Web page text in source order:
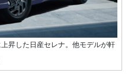
昇した日産セレナ。他モデルが軒